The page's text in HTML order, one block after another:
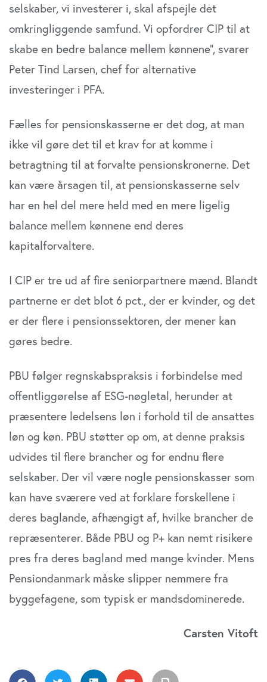
selskaber, vi investerer i, skal afspejle det
omkringliggende samfund. Vi opfordrer CIP til at
skabe en bedre balance mellem kønnene”, svarer
Peter Tind Larsen, chef for alternative
investeringer i PFA.
Fælles for pensionskasserne er det dog, at man
ikke vil gøre det til et krav for at komme i
betragtning til at forvalte pensionskronerne. Det
kan være årsagen til, at pensionskasserne selv
har en hel del mere held med en mere ligelig
balance mellem kønnene end deres
kapitalforvaltere.
I CIP er tre ud af fire seniorpartnere mænd. Blandt
partnerne er det blot 6 pct., der er kvinder, og det
er der flere i pensionssektoren, der mener kan
gøres bedre.
PBU følger regnskabspraksis i forbindelse med
offentliggørelse af ESG-nøgletal, herunder at
præsentere ledelsens løn i forhold til de ansattes
løn og køn. PBU støtter op om, at denne praksis
udvides til flere brancher og for endnu flere
selskaber. Der vil være nogle pensionskasser som
kan have sværere ved at forklare forskellene i
deres baglande, afhængigt af, hvilke brancher de
repræsenterer. Både PBU og P+ kan nemt risikere
pres fra deres bagland med mange kvinder. Mens
Pensiondanmark måske slipper nemmere fra
byggefagene, som typisk er mandsdominerede.
Carsten Vitoft